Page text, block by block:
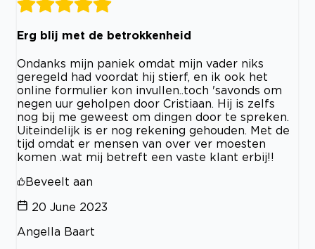
Erg blij met de betrokkenheid
Ondanks mijn paniek omdat mijn vader niks
geregeld had voordat hij stierf, en ik ook het
online formulier kon invullen..toch 'savonds om
negen uur geholpen door Cristiaan. Hij is zelfs
nog bij me geweest om dingen door te spreken.
Uiteindelijk is er nog rekening gehouden. Met de
tijd omdat er mensen van over ver moesten
komen .wat mij betreft een vaste klant erbij!!
Beveelt aan
20 June 2023
Angella Baart